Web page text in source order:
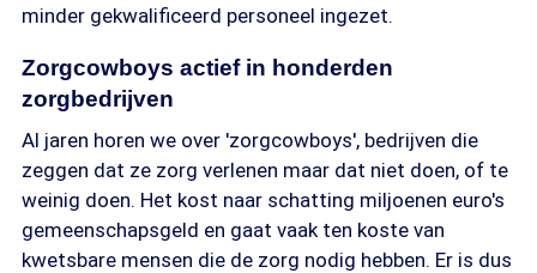
minder gekwalificeerd personeel ingezet.
Zorgcowboys actief in honderden
zorgbedrijven
Al jaren horen we over 'zorgcowboys', bedrijven die
zeggen dat ze zorg verlenen maar dat niet doen, of te
weinig doen. Het kost naar schatting miljoenen euro's
gemeenschapsgeld en gaat vaak ten koste van
kwetsbare mensen die de zorg nodig hebben. Er is dus